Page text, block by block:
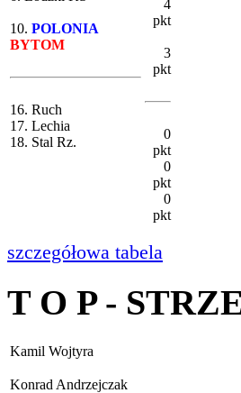
10. POLONIA
BYTOM
16. Ruch
17. Lechia
18. Stal Rz.
4
pkt
3
pkt
0
pkt
0
pkt
0
pkt
szczegółowa tabela
T O P -
Kamil Wojtyra
Konrad Andrzejczak